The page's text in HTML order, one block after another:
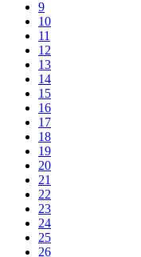
9
10
11
12
13
14
15
16
17
18
19
20
21
22
23
24
25
26